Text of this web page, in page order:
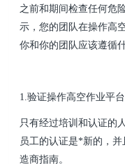
之前和期间检查任何危
示，您的团队在操作高
你和你的团队应该遵循
1.验证操作高空作业平
只有经过培训和认证的
员工的认证是*新的，
造商指南。